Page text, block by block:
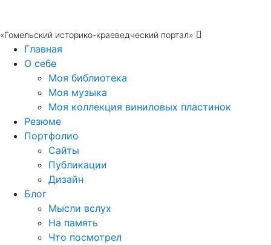
«Гомельский историко-краеведческий портал»
Главная
О себе
Моя библиотека
Моя музыка
Моя коллекция виниловых пластинок
Резюме
Портфолио
Сайты
Публикации
Дизайн
Блог
Мысли вслух
На память
Что посмотрел